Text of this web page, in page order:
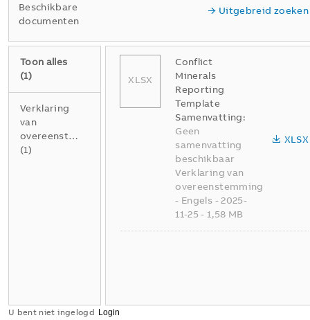
Beschikbare
documenten
Uitgebreid zoeken
Toon alles
(1)
Verklaring
van
overeenstemming
(1)
XLSX
Conflict
Minerals
Reporting
Template
Samenvatting:
Geen
samenvatting
beschikbaar
Verklaring van
overeenstemming
- Engels -2025-
11-25 - 1,58 MB
XLSX
U bent niet ingelogd